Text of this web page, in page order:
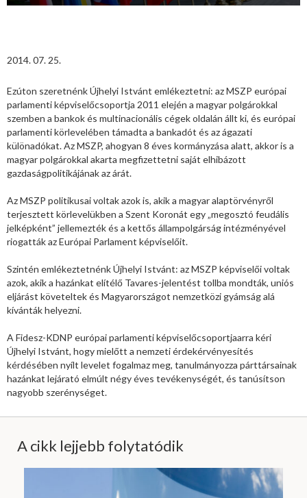
2014. 07. 25.
Ezúton szeretnénk Újhelyi Istvánt emlékeztetni: az MSZP európai
parlamenti képviselőcsoportja 2011 elején a magyar polgárokkal
szemben a bankok és multinacionális cégek oldalán állt ki, és európai
parlamenti körlevelében támadta a bankadót és az ágazati
különadókat. Az MSZP, ahogyan 8 éves kormányzása alatt, akkor is a
magyar polgárokkal akarta megfizettetni saját elhibázott
gazdaságpolitikájának az árát.
Az MSZP politikusai voltak azok is, akik a magyar alaptörvényről
terjesztett körlevelükben a Szent Koronát egy „megosztó feudális
jelképként” jellemezték és a kettős állampolgárság intézményével
riogatták az Európai Parlament képviselőit.
Szintén emlékeztetnénk Újhelyi Istvánt: az MSZP képviselői voltak
azok, akik a hazánkat elítélő Tavares-jelentést tollba mondták, uniós
eljárást követeltek és Magyarországot nemzetközi gyámság alá
kívánták helyezni.
A Fidesz-KDNP európai parlamenti képviselőcsoportjaarra kéri
Újhelyi Istvánt, hogy mielőtt a nemzeti érdekérvényesítés
kérdésében nyílt levelet fogalmaz meg, tanulmányozza párttársainak
hazánkat lejárató elmúlt négy éves tevékenységét, és tanúsítson
nagyobb szerénységet.
A cikk lejjebb folytatódik